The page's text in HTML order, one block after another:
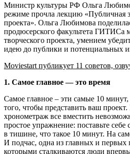
Министр культуры РФ Ольга
режиме прочла лекцию «Публичная
проекта». Ольга Любимова
продюсерского факультета ГИТИСа
творческого проекта, умением
идею до публики и потенциальных
Moviestart публикует 11 советов,
1. Самое главное — это время
Самое главное – эти самые 10
того, чтобы представить ваш проект.
хронометраж все вместить
простое упражнение: поставьте
в тишине, что такое 10 минут. На
И подчас, одна из главных и
которыми сталкиваются люди